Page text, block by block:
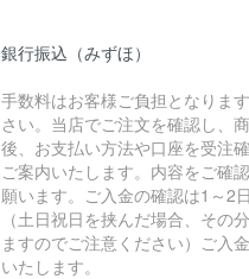
銀行振込（みずほ）
手数料はお客様ご負担となりま
さい。当店でご注文を確認し、
後、お支払い方法や口座を受注
ご案内いたします。内容をご確
願います。ご入金の確認は1～2
（土日祝日を挟んだ場合、その
ますのでご注意ください）ご入
いたします。